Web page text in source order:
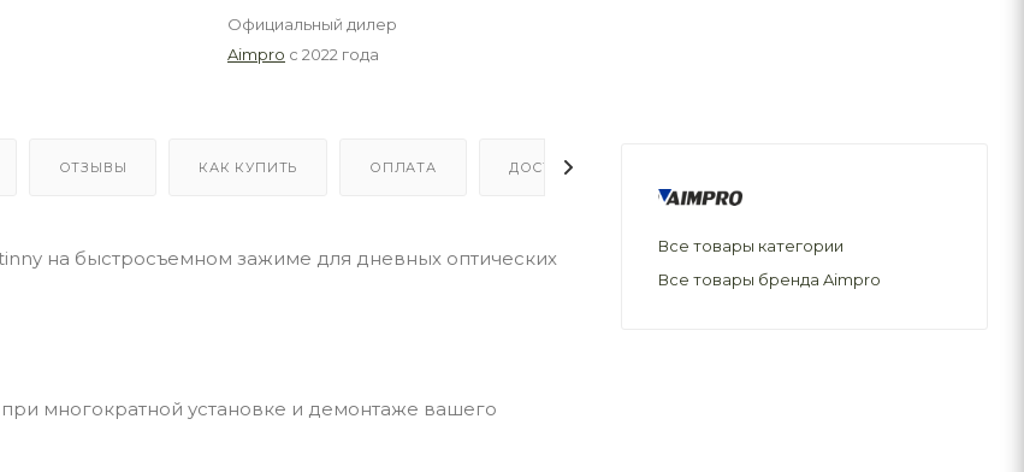
Официальный дилер
Aimpro с 2022 года
ОТЗЫВЫ КАК КУПИТЬ ОПЛАТА ДОСТАВКА
на быстросъемном зажиме для дневных оптических
многократной установке и демонтаже вашего
Все товары категории
Все товары бренда Aimpro